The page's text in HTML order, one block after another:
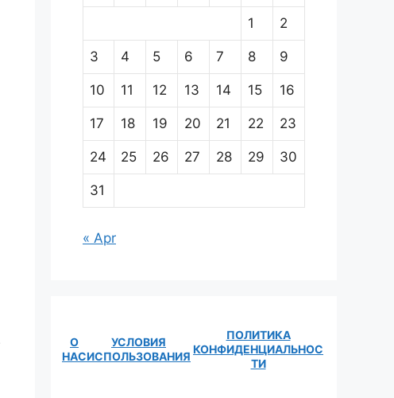
1 2
3 4 5 6 7 8 9
10 11 12 13 14 15 16
17 18 19 20 21 22 23
24 25 26 27 28 29 30
31
« Apr
О
НАС
УСЛОВИЯ
ИСПОЛЬЗОВАНИЯ
ПОЛИТИКА
КОНФИДЕНЦИАЛЬНОС
ТИ